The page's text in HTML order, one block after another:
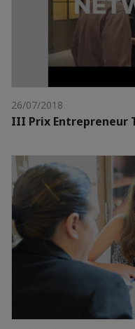
26/07/2018
III Prix Entrepreneur